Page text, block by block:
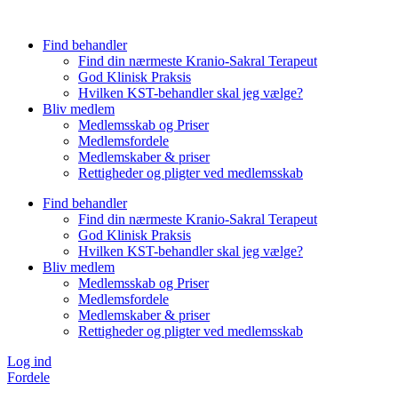
indholdFind behandler
Find din nærmeste Kranio-Sakral Terapeut
God Klinisk Praksis
Hvilken KST-behandler skal jeg vælge?
Bliv medlem
Medlemsskab og Priser
Medlemsfordele
Medlemskaber & priser
Rettigheder og pligter ved medlemsskab
Find behandler
Find din nærmeste Kranio-Sakral Terapeut
God Klinisk Praksis
Hvilken KST-behandler skal jeg vælge?
Bliv medlem
Medlemsskab og Priser
Medlemsfordele
Medlemskaber & priser
Rettigheder og pligter ved medlemsskab
Log ind
Fordele